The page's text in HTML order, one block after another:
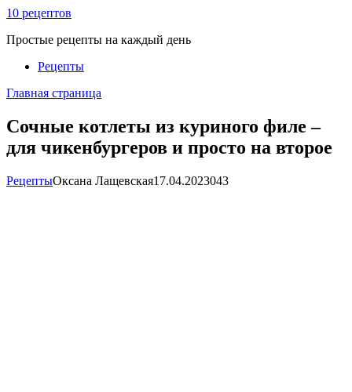
Перейти
контенту
10 рецептов
Простые рецепты на каждый день
Рецепты
Главная страница
Сочные котлеты из куриного филе –
для чикенбургеров и просто на второе
РецептыОксана Лащевская17.04.2023043